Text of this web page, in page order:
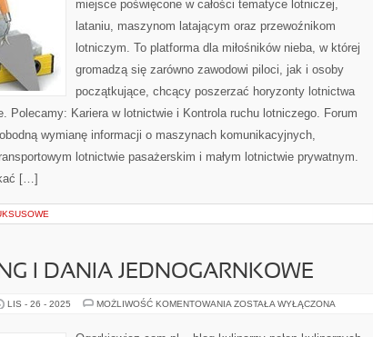
miejsce poświęcone w całości tematyce lotniczej,
lataniu, maszynom latającym oraz przewoźnikom
lotniczym. To platforma dla miłośników nieba, w której
gromadzą się zarówno zawodowi piloci, jak i osoby
początkujące, chcący poszerzać horyzonty lotnictwa
Polecamy: Kariera w lotnictwie i Kontrola ruchu lotniczego. Forum
wymianę informacji o maszynach komunikacyjnych,
lotnictwie pasażerskim i małym lotnictwie prywatnym.
[…]
I DANIA JEDNOGARNKOWE
LIS - 26 - 2025 MOŻLIWOŚĆ KOMENTOWANIA FOOD
DANIA
ZOSTAŁA WYŁĄCZONA